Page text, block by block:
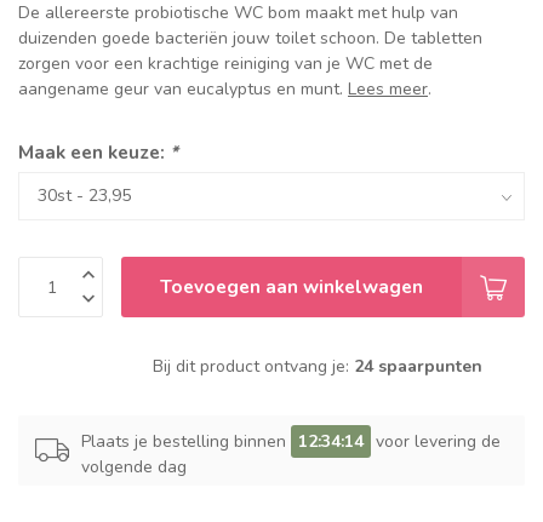
De allereerste probiotische WC bom maakt met hulp van
duizenden goede bacteriën jouw toilet schoon. De tabletten
zorgen voor een krachtige reiniging van je WC met de
aangename geur van eucalyptus en munt. Lees meer.
Maak een keuze: *
Toevoegen aan winkelwagen
Bij dit product ontvang je: 24 spaarpunten
Plaats je bestelling binnen 12:34:14 voor levering de
volgende dag